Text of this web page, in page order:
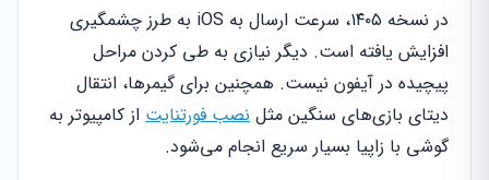
در نسخه ۱۴۰۵، سرعت ارسال به iOS به طرز چشمگیری
افزایش یافته است. دیگر نیازی به طی کردن مراحل
پیچیده در آیفون نیست. همچنین برای گیمرها، انتقال
دیتای بازی‌های سنگین مثل نصب فورتنایت از کامپیوتر به
گوشی با زاپیا بسیار سریع انجام می‌شود.